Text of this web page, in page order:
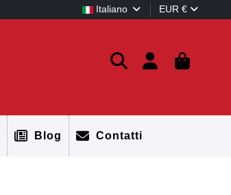
Italiano EUR €
Blog Contatti